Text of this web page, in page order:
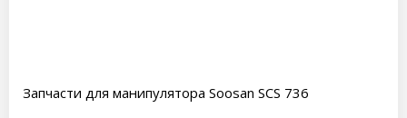
Запчасти для манипулятора Soosan SCS 736